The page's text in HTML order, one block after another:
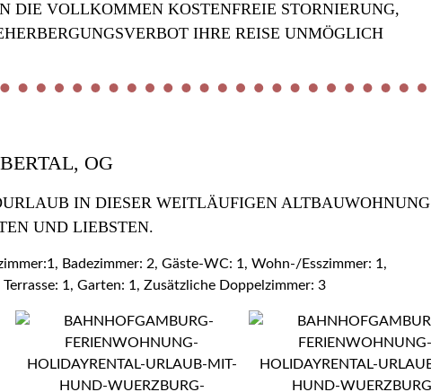
DIE VOLLKOMMEN KOSTENFREIE STORNIERUNG,
IHRE REISE UNMÖGLICH
OG
IN DIESER WEITLÄUFIGEN ALTBAUWOHNUNG Z
UND LIEBSTEN.
Badezimmer: 2, Gäste-WC: 1, Wohn-/Esszimmer: 1,
1, Garten: 1, Zusätzliche Doppelzimmer: 3